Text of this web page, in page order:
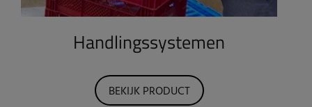
Handlingssystemen
BEKIJK PRODUCT